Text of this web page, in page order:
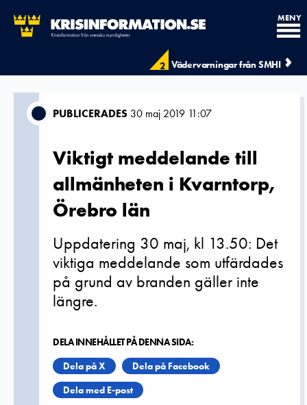
2 Vädervarningar från SMHI
MENY
PUBLICERADES 30 maj 2019 11:07
Viktigt meddelande till
allmänheten i Kvarntorp,
Örebro län
Uppdatering 30 maj, kl 13.50: Det
viktiga meddelande som utfärdades
på grund av branden gäller inte
längre.
DELA INNEHÅLLET PÅ DENNA SIDA:
Dela på X
Dela på Facebook
Dela med E-post